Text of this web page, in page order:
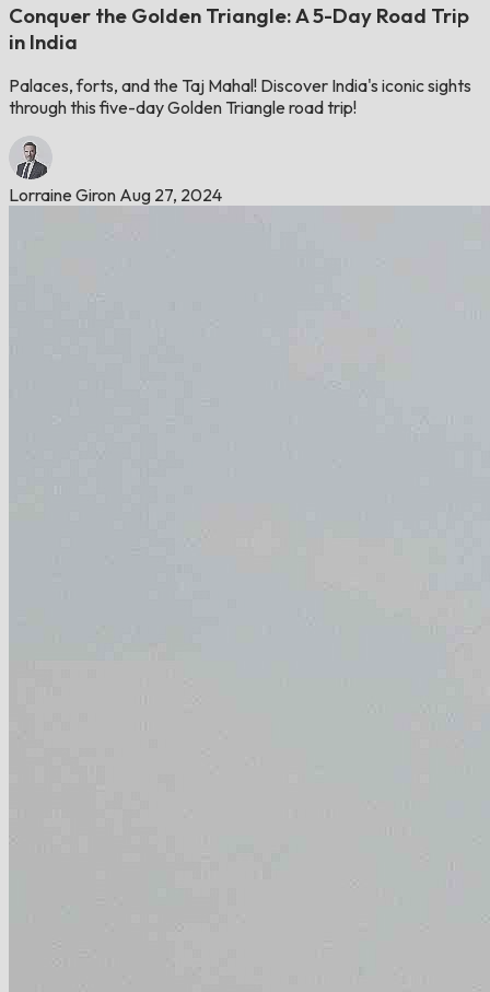
Conquer the Golden Triangle: A 5-Day Road Trip
in India
Palaces, forts, and the Taj Mahal! Discover India's iconic sights
through this five-day Golden Triangle road trip!
Lorraine Giron Aug 27, 2024